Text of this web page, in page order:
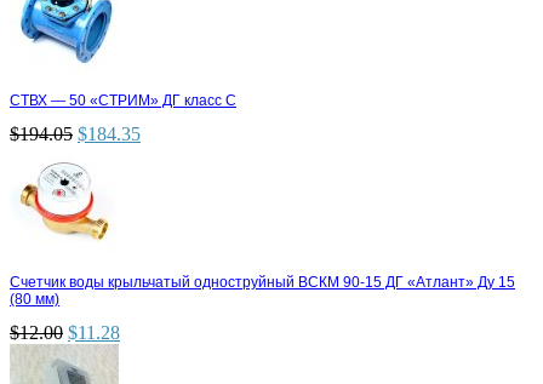
СТВХ — 50 «СТРИМ» ДГ класс С
$194.05 $184.35
Счетчик воды крыльчатый одноструйный ВСКМ 90-15 ДГ «Атлант» Ду 15
(80 мм)
$12.00 $11.28